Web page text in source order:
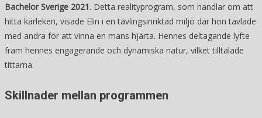
Bachelor Sverige 2021. Detta realityprogram, som handlar om att
hitta kärleken, visade Elin i en tävlingsinriktad miljö där hon tävlade
med andra för att vinna en mans hjärta. Hennes deltagande lyfte
fram hennes engagerande och dynamiska natur, vilket tilltalade
tittarna.
Skillnader mellan programmen